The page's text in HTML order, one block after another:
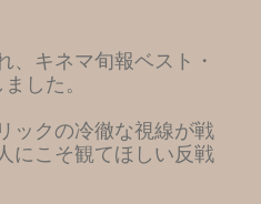
、キネマ旬報ベスト・
した。
ックの冷徹な視線が戦
にこそ観てほしい反戦